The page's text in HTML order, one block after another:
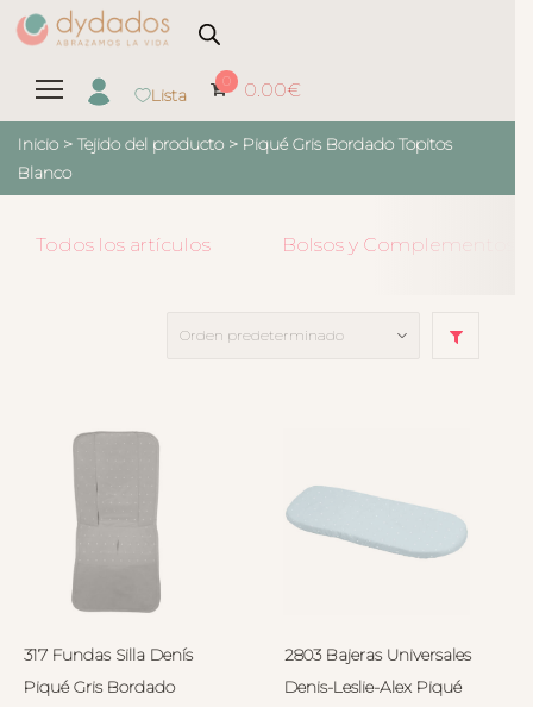
Lista
0 0.00€
Inicio > Tejido del producto > Piqué Gris Bordado Topitos
Blanco
Todos los artículos Bolsos y Complementos
317 Fundas Silla Denís
Piqué Gris Bordado
2803 Bajeras Universales
Denis-Leslie-Alex Piqué